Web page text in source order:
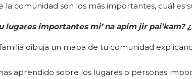
la comunidad son los más importantes, cuál es
lugares importantes mi’na apim jir pai’kam?
dibuja un mapa de tu comunidad
aprendido sobre los lugares o personas